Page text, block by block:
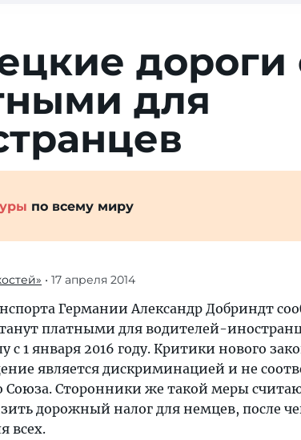
дороги
для
по всему миру
• 17 апреля 2014
Германии Александр Добриндт
платными для водителей-
с 1 января 2016 году. Критики нового
является дискриминацией и не
Союза. Сторонники же такой меры
дорожный налог для немцев, после
всех.